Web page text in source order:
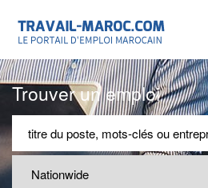
Trouver un emploi